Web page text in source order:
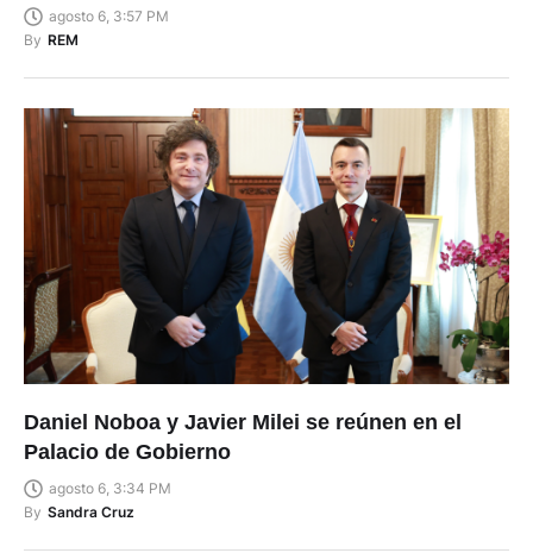
agosto 6, 3:57 PM
By REM
Daniel Noboa y Javier Milei se reúnen en el
Palacio de Gobierno
agosto 6, 3:34 PM
By Sandra Cruz